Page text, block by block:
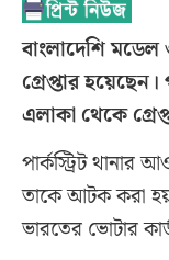
বাংলাদেশি
গ্রেপ্তার
এলাকা থেকে
পার্কস্ট্রিট থানার
তাকে আটক করা
ভারতের ভোটার